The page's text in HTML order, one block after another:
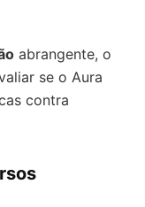
abrangente, o
se o Aura
contra